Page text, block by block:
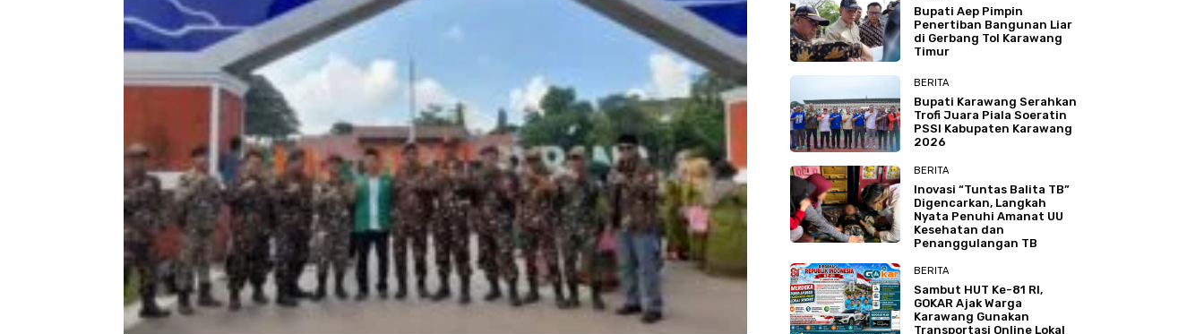
Bupati Aep Pimpin
Penertiban Bangunan Liar
di Gerbang Tol Karawang
Timur
BERITA
Bupati Karawang Serahkan
Trofi Juara Piala Soeratin
PSSI Kabupaten Karawang
2026
BERITA
Inovasi “Tuntas Balita TB”
Digencarkan, Langkah
Nyata Penuhi Amanat UU
Kesehatan dan
Penanggulangan TB
BERITA
Sambut HUT Ke-81 RI,
GOKAR Ajak Warga
Karawang Gunakan
Transportasi Online Lokal